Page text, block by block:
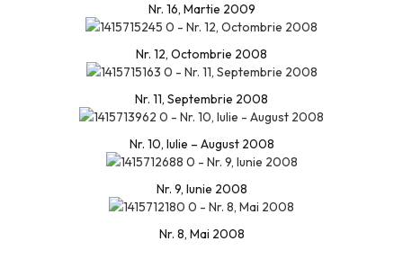
Nr. 16, Martie 2009
Nr. 12, Octombrie 2008
Nr. 11, Septembrie 2008
Nr. 10, Iulie – August 2008
Nr. 9, Iunie 2008
Nr. 8, Mai 2008